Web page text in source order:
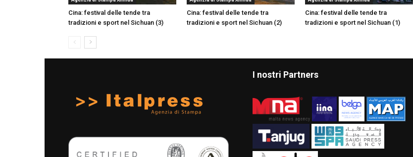
Cina: festival delle tende tra
tradizioni e sport nel Sichuan (3)
Cina: festival delle tende tra
tradizioni e sport nel Sichuan (2)
Cina: festival delle tende tra
tradizioni e sport nel Sichuan (1)
I nostri Partners